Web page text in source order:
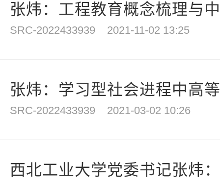
张炜：工程教育概念梳理与
SRC-2022433939 2021-11-02 13:25
张炜：学习型社会进程中高
SRC-2022433939 2021-03-02 10:26
西北工业大学党委书记张炜